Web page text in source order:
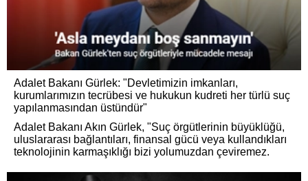
Adalet Bakanı Gürlek: "Devletimizin imkanları,
kurumlarımızın tecrübesi ve hukukun kudreti her türlü suç
yapılanmasından üstündür"
Adalet Bakanı Akın Gürlek, "Suç örgütlerinin büyüklüğü,
uluslararası bağlantıları, finansal gücü veya kullandıkları
teknolojinin karmaşıklığı bizi yolumuzdan çeviremez.